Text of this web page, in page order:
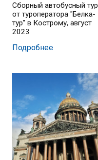
Сборный автобусный тур
от туроператора "Белка-
тур" в Кострому, август
2023
Подробнее